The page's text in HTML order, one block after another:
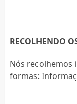
RECOLHENDO
Nós recolhemos
formas: